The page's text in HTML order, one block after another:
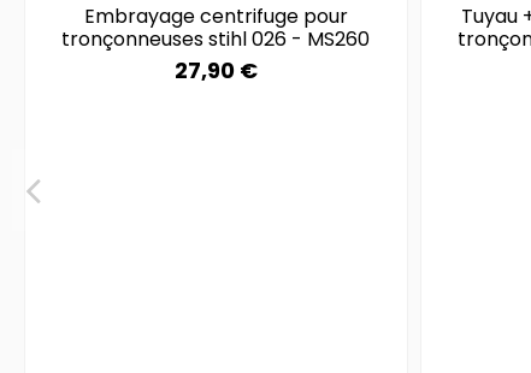
Embrayage centrifuge pour
tronçonneuses stihl 026 - MS260
27,90 €
Tuyau